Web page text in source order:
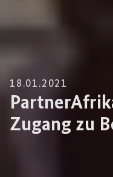
18.01.2021
Zugang zu